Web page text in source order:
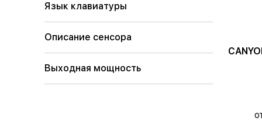
Язык клавиатуры
Описание сенсора
Выходная мощность